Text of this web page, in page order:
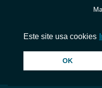
© 2026 InstantAudio. Todos os
Este site usa cookies
OK